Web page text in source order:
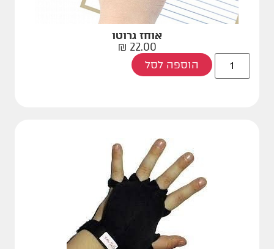
אוחז גרוטו
22.00
₪
הוספה לסל